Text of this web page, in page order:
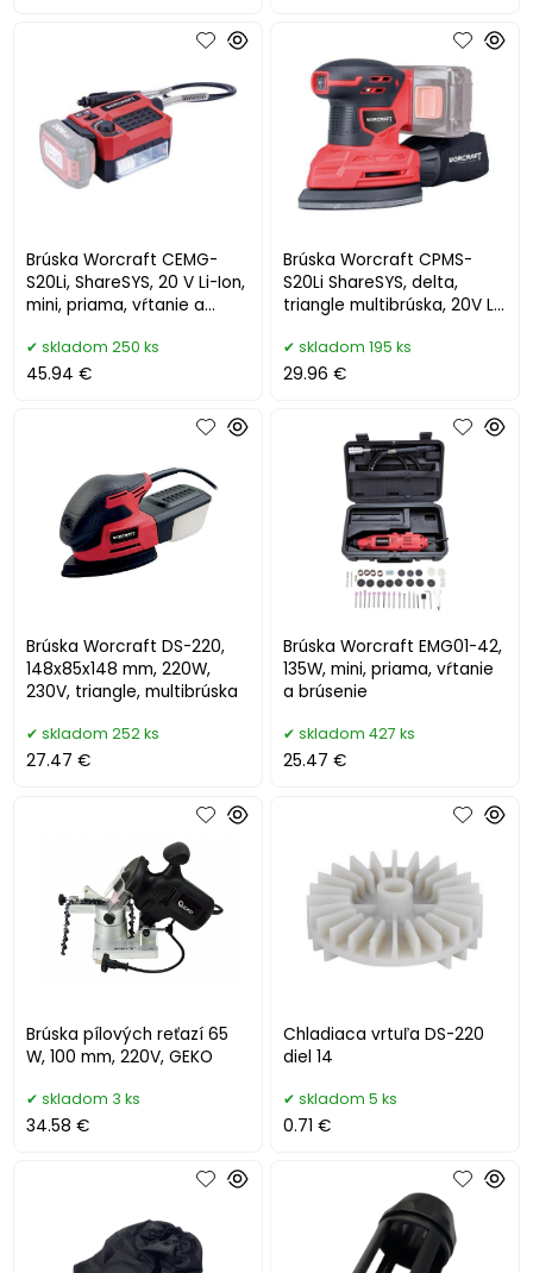
Brúska Worcraft CEMG-
S20Li, ShareSYS, 20 V Li-Ion,
mini, priama, vŕtanie a
skladom 250 ks
45.94 €
Brúska Worcraft CPMS-
S20Li ShareSYS, delta,
triangle multibrúska, 20V Li-
skladom 195 ks
29.96 €
Brúska Worcraft DS-220,
148x85x148 mm, 220W,
230V, triangle, multibrúska
skladom 252 ks
27.47 €
Brúska Worcraft EMG01-42,
135W, mini, priama, vŕtanie
a brúsenie
skladom 427 ks
25.47 €
Brúska pílových reťazí 65
W, 100 mm, 220V, GEKO
skladom 3 ks
34.58 €
Chladiaca vrtuľa DS-220
diel 14
skladom 5 ks
0.71 €